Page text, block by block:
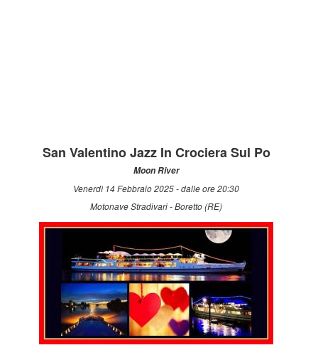
San Valentino Jazz In Crociera Sul Po
Moon River
Venerdì 14 Febbraio 2025 - dalle ore 20:30
Motonave Stradivari - Boretto (RE)